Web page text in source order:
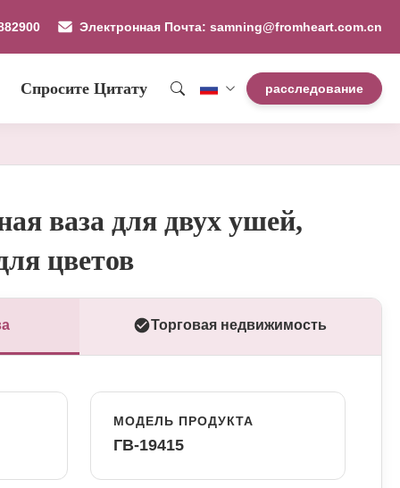
Электронная Почта: samning@fromheart.com.cn
Спросите Цитату расследование
ваза для двух ушей,
цветов
Торговая недвижимость
МОДЕЛЬ ПРОДУКТА
ГВ-19415